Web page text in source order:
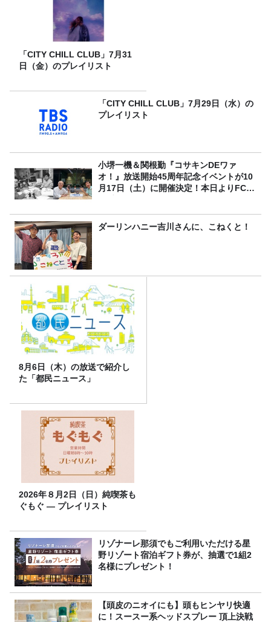
「CITY CHILL CLUB」7月31
日（金）のプレイリスト
「CITY CHILL CLUB」7月29日（水）の
プレイリスト
小堺一機＆関根勤『コサキンDEワァ
オ！』放送開始45周年記念イベントが10
月17日（土）に開催決定！本日よりFC先
ダーリンハニー吉川さんに、こねくと！
8月6日（木）の放送で紹介し
た「都民ニュース」
2026年８月2日（日）純喫茶も
ぐもぐ ― プレイリスト
リゾナーレ那須でもご利用いただける星
野リゾート宿泊ギフト券が、抽選で1組2
名様にプレゼント！
【頭皮のニオイにも】頭もヒンヤリ快適
に！スースー系ヘッドスプレー 頂上決戦